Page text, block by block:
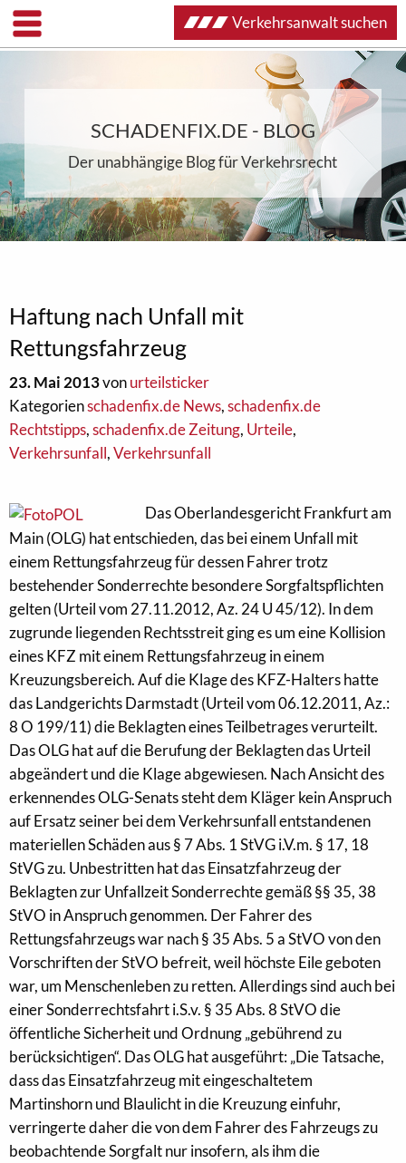
SCHADENFIX.DE - BLOG
Der unabhängige Blog für Verkehrsrecht
Haftung nach Unfall mit
Rettungsfahrzeug
23. Mai 2013vonurteilsticker
Kategorienschadenfix.de News,schadenfix.de
Rechtstipps,schadenfix.de Zeitung, Urteile,
Verkehrsunfall,Verkehrsunfall
Das Oberlandesgericht Frankfurt am
Main (OLG) hat entschieden, das bei einem Unfall mit
einem Rettungsfahrzeug für dessen Fahrer trotz
bestehender Sonderrechte besondere Sorgfaltspflichten
gelten (Urteil vom 27.11.2012, Az. 24 U 45/12). In dem
zugrunde liegenden Rechtsstreit ging es um eine Kollision
eines KFZ mit einem Rettungsfahrzeug in einem
Kreuzungsbereich. Auf die Klage des KFZ-Halters hatte
das Landgerichts Darmstadt (Urteil vom 06.12.2011, Az.:
8 O 199/11) die Beklagten eines Teilbetrages verurteilt.
Das OLG hat auf die Berufung der Beklagten das Urteil
abgeändert und die Klage abgewiesen. Nach Ansicht des
erkennendes OLG-Senats steht dem Kläger kein Anspruch
auf Ersatz seiner bei dem Verkehrsunfall entstandenen
materiellen Schäden aus § 7 Abs. 1 StVG i.V.m. § 17, 18
StVG zu. Unbestritten hat das Einsatzfahrzeug der
Beklagten zur Unfallzeit Sonderrechte gemäß §§ 35, 38
StVO in Anspruch genommen. Der Fahrer des
Rettungsfahrzeugs war nach § 35 Abs. 5 a StVO von den
Vorschriften der StVO befreit, weil höchste Eile geboten
war, um Menschenleben zu retten. Allerdings sind auch bei
einer Sonderrechtsfahrt i.S.v. § 35 Abs. 8 StVO die
öffentliche Sicherheit und Ordnung „gebührend zu
berücksichtigen“. Das OLG hat ausgeführt: „Die Tatsache,
dass das Einsatzfahrzeug mit eingeschaltetem
Martinshorn und Blaulicht in die Kreuzung einfuhr,
verringerte daher die von dem Fahrer des Fahrzeugs zu
beobachtende Sorgfalt nur insofern, als ihm die
Verkehrsanwalt suchen